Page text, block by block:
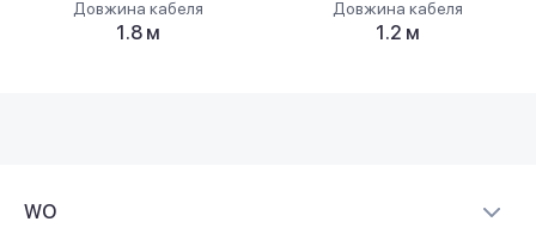
Довжина кабеля
1.8 м
Довжина кабеля
1.2 м
WO